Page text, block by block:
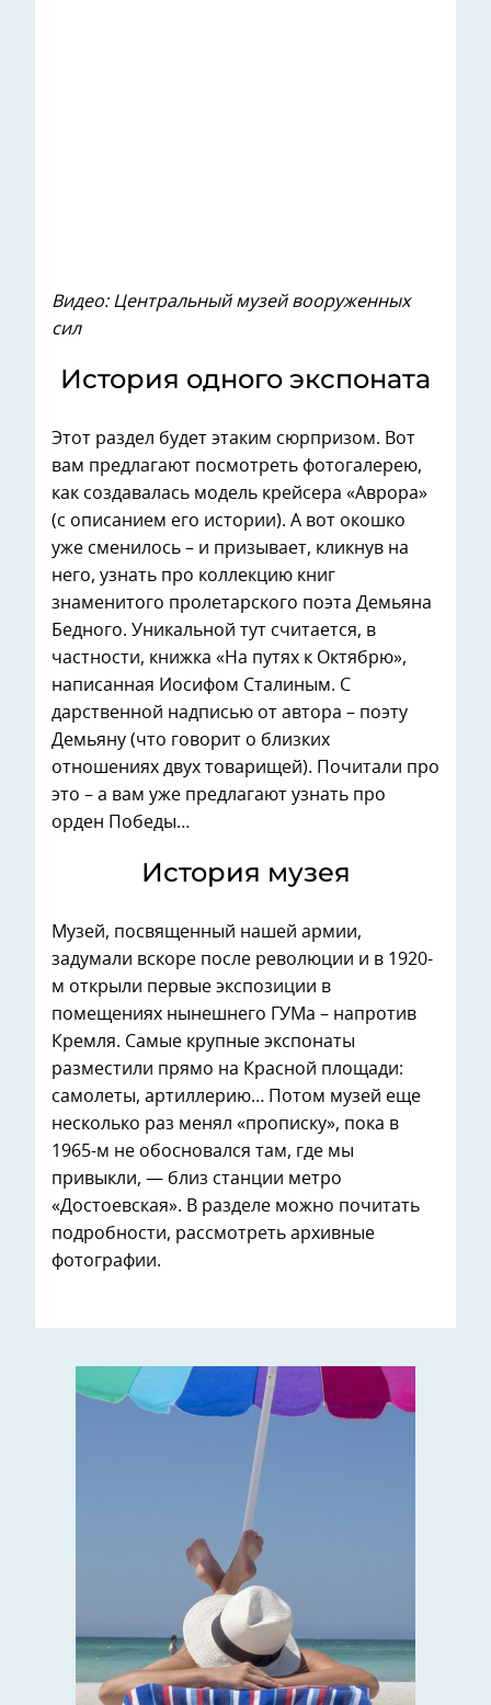
Видео: Центральный музей вооруженных
сил
История одного экспоната
Этот раздел будет этаким сюрпризом. Вот
вам предлагают посмотреть фотогалерею,
как создавалась модель крейсера «Аврора»
(с описанием его истории). А вот окошко
уже сменилось – и призывает, кликнув на
него, узнать про коллекцию книг
знаменитого пролетарского поэта Демьяна
Бедного. Уникальной тут считается, в
частности, книжка «На путях к Октябрю»,
написанная Иосифом Сталиным. С
дарственной надписью от автора – поэту
Демьяну (что говорит о близких
отношениях двух товарищей). Почитали про
это – а вам уже предлагают узнать про
орден Победы…
История музея
Музей, посвященный нашей армии,
задумали вскоре после революции и в 1920-
м открыли первые экспозиции в
помещениях нынешнего ГУМа – напротив
Кремля. Самые крупные экспонаты
разместили прямо на Красной площади:
самолеты, артиллерию… Потом музей еще
несколько раз менял «прописку», пока в
1965-м не обосновался там, где мы
привыкли, — близ станции метро
«Достоевская». В разделе можно почитать
подробности, рассмотреть архивные
фотографии.